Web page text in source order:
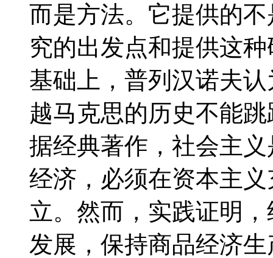
而是方法。它提供的
究的出发点和提供这
基础上，普列汉诺夫
越马克思的历史不能
据经典著作，社会主
经济，必须在资本主
立。然而，实践证明
发展，保持商品经济